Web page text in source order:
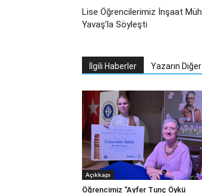
Lise Öğrencilerimiz İnşaat
Yavaş’la Söyleşti
İlgili Haberler Yazarın
Açıkkapı
Öğrencimiz “Ayfer Tunç Öykü